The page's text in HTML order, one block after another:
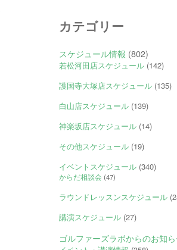
カテゴリー
スケジュール情報 (802)
若松河田店スケジュール (142)
護国寺大塚店スケジュール (135)
白山店スケジュール (139)
神楽坂店スケジュール (14)
その他スケジュール (19)
イベントスケジュール (340)
からだ相談会 (47)
ラウンドレッスンスケジュール
講演スケジュール (27)
ゴルファーズラボからのお知